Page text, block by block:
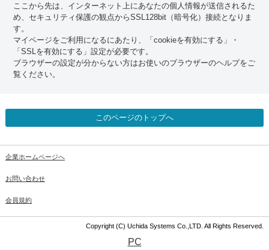
ここから先は、インターネット上にあなたの個人情報が送信されるた
め、セキュリティ保護の観点からSSL128bit（暗号化）接続となりま
す。
マイページをご利用になるにあたり、「cookieを有効にする」・
「SSLを有効にする」設定が必要です。
ブラウザーの設定が分からない方はお使いのブラウザーのヘルプをご
覧ください。
このページのトップへ
企業ホームページへ
お問い合わせ
会員規約
Copyright (C) Uchida Systems Co.,LTD. All Rights Reserved.
PC